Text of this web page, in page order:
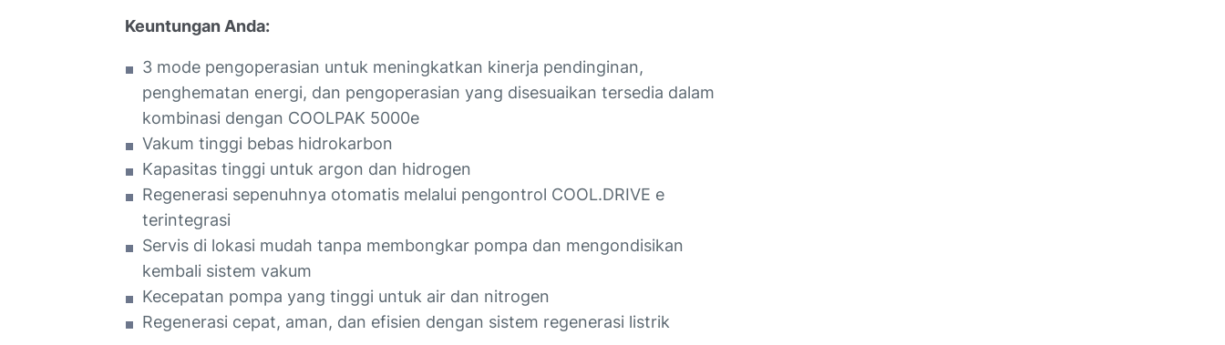
Keuntungan Anda:
3 mode pengoperasian untuk meningkatkan kinerja pendinginan,
penghematan energi, dan pengoperasian yang disesuaikan tersedia dalam
kombinasi dengan COOLPAK 5000e
Vakum tinggi bebas hidrokarbon
Kapasitas tinggi untuk argon dan hidrogen
Regenerasi sepenuhnya otomatis melalui pengontrol COOL.DRIVE e
terintegrasi
Servis di lokasi mudah tanpa membongkar pompa dan mengondisikan
kembali sistem vakum
Kecepatan pompa yang tinggi untuk air dan nitrogen
Regenerasi cepat, aman, dan efisien dengan sistem regenerasi listrik